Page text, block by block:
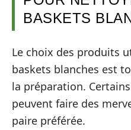
BASKETS
Le choix des produits
baskets blanches est
la préparation.
peuvent faire des
paire préférée.